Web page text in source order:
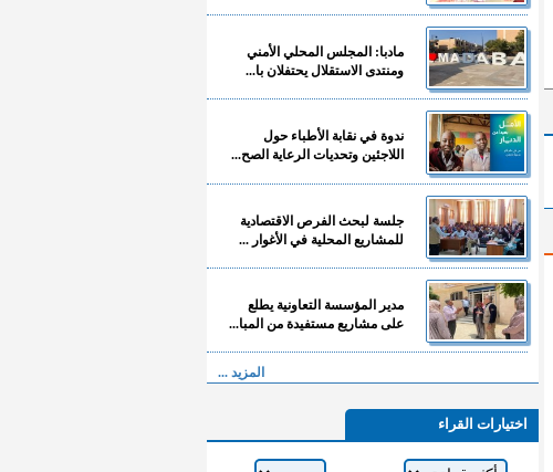
مادبا: المجلس المحلي الأمني
ومنتدى الاستقلال يحتفلان با...
ندوة في نقابة الأطباء حول
اللاجئين وتحديات الرعاية الصح...
جلسة لبحث الفرص الاقتصادية
للمشاريع المحلية في الأغوار ...
مدير المؤسسة التعاونية يطلع
على مشاريع مستفيدة من المبا...
المزيد ...
اختيارات القراء